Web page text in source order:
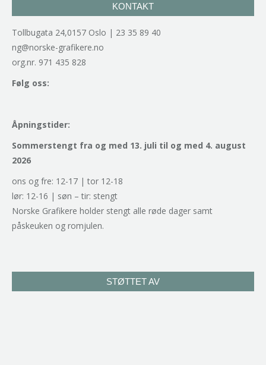
KONTAKT
Tollbugata 24,0157 Oslo | 23 35 89 40
ng@norske-grafikere.no
org.nr. 971 435 828
Følg oss:
Åpningstider:
Sommerstengt fra og med 13. juli til og med 4. august
2026
ons og fre: 12-17 | tor 12-18
lør: 12-16 | søn – tir: stengt
Norske Grafikere holder stengt alle røde dager samt
påskeuken og romjulen.
STØTTET AV